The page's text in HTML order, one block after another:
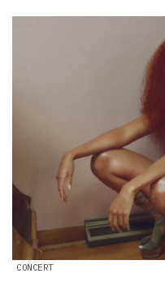
CONCERT